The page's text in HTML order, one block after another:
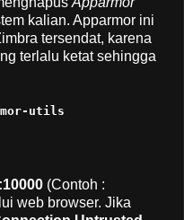
kalian. Apparmor ini
tersendat, karena
terlalu ketat sehingga
utils
(Contoh :
web browser. Jika